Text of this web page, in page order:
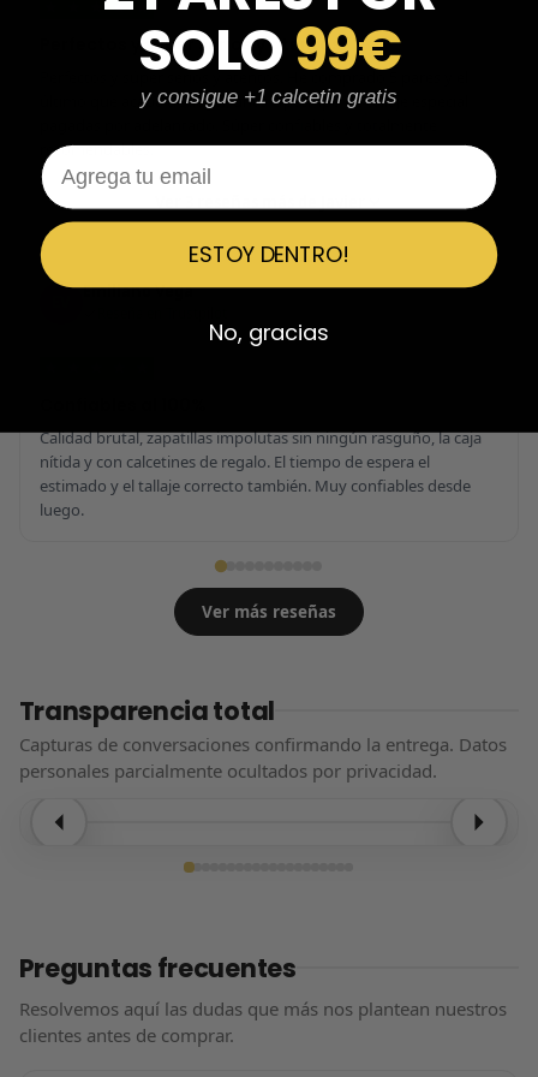
★ ★
Perfectos y súper serios y atentos
Perfectos y súper serios y atentos. He comprado 5 pares y el
último que acaba de llegar, unas Uptempo de tallaje especial
recomendables.
Emiliano Vega
Calidad brutal, zapatillas impolutas sin ningún rasguño, la caja
nítida y con calcetines de regalo. El tiempo de espera el
estimado y el tallaje correcto también. Muy confiables desde
luego.
Ver más reseñas
Transparencia total
Capturas de conversaciones confirmando la entrega. Datos
personales parcialmente ocultados por privacidad.
Preguntas frecuentes
Resolvemos aquí las dudas que más nos plantean nuestros
clientes antes de comprar.
SOLO99€
y consigue +1 calcetin gratis
Email
ESTOY DENTRO!
No, gracias